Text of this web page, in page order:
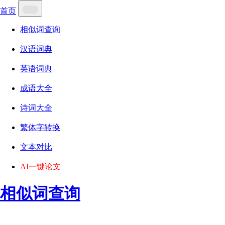
首页
相似词查询
汉语词典
英语词典
成语大全
诗词大全
繁体字转换
文本对比
AI一键论文
相似词查询